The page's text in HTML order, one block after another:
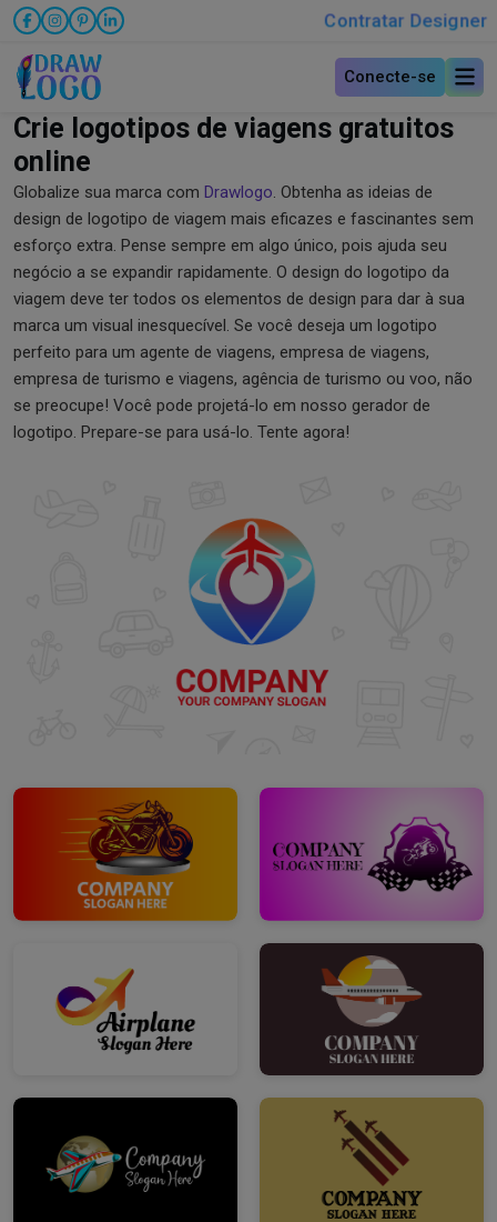
Contratar Designer
Conecte-se
Crie logotipos de viagens gratuitos
online
Globalize sua marca com Drawlogo. Obtenha as ideias de
design de logotipo de viagem mais eficazes e fascinantes sem
esforço extra. Pense sempre em algo único, pois ajuda seu
negócio a se expandir rapidamente. O design do logotipo da
viagem deve ter todos os elementos de design para dar à sua
marca um visual inesquecível. Se você deseja um logotipo
perfeito para um agente de viagens, empresa de viagens,
empresa de turismo e viagens, agência de turismo ou voo, não
se preocupe! Você pode projetá-lo em nosso gerador de
logotipo. Prepare-se para usá-lo. Tente agora!